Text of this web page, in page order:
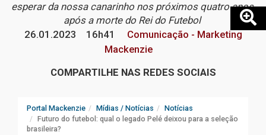
esperar da nossa canarinho nos próximos quatro anos,
após a morte do Rei do Futebol
26.01.2023
16h41
Comunicação - Marketing
Mackenzie
COMPARTILHE NAS REDES SOCIAIS
Portal Mackenzie Mídias / Notícias
Notícias
Futuro do futebol: qual o legado Pelé deixou para a seleção
brasileira?